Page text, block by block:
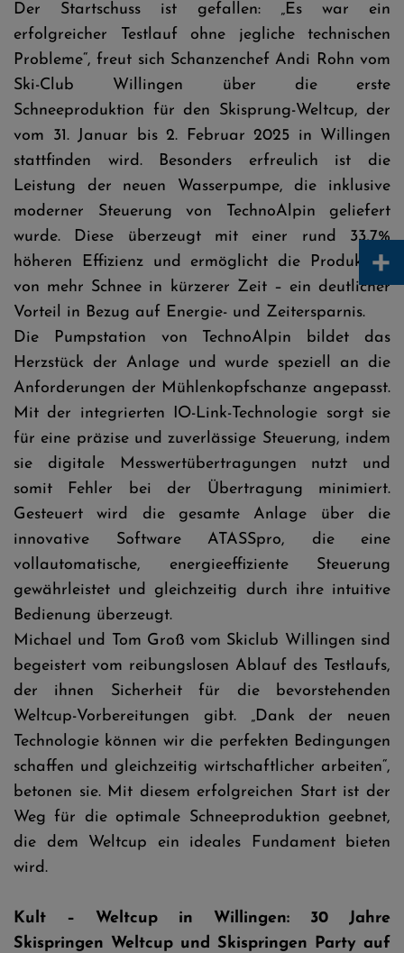
Der Startschuss ist gefallen: „Es war ein
erfolgreicher Testlauf ohne jegliche technischen
Probleme“, freut sich Schanzenchef Andi Rohn vom
Ski-Club Willingen über die erste
Schneeproduktion für den Skisprung-Weltcup, der
vom 31. Januar bis 2. Februar 2025 in Willingen
stattfinden wird. Besonders erfreulich ist die
Leistung der neuen Wasserpumpe, die inklusive
moderner Steuerung von TechnoAlpin geliefert
wurde. Diese überzeugt mit einer rund 33,7%
höheren Effizienz und ermöglicht die Produktion
von mehr Schnee in kürzerer Zeit – ein deutlicher
Vorteil in Bezug auf Energie- und Zeitersparnis.
Die Pumpstation von TechnoAlpin bildet das
Herzstück der Anlage und wurde speziell an die
Anforderungen der Mühlenkopfschanze angepasst.
Mit der integrierten IO-Link-Technologie sorgt sie
für eine präzise und zuverlässige Steuerung, indem
sie digitale Messwertübertragungen nutzt und
somit Fehler bei der Übertragung minimiert.
Gesteuert wird die gesamte Anlage über die
innovative Software ATASSpro, die eine
vollautomatische, energieeffiziente Steuerung
gewährleistet und gleichzeitig durch ihre intuitive
Bedienung überzeugt.
Michael und Tom Groß vom Skiclub Willingen sind
begeistert vom reibungslosen Ablauf des Testlaufs,
der ihnen Sicherheit für die bevorstehenden
Weltcup-Vorbereitungen gibt. „Dank der neuen
Technologie können wir die perfekten Bedingungen
schaffen und gleichzeitig wirtschaftlicher arbeiten“,
betonen sie. Mit diesem erfolgreichen Start ist der
Weg für die optimale Schneeproduktion geebnet,
die dem Weltcup ein ideales Fundament bieten
wird.
Kult – Weltcup in Willingen: 30 Jahre
Skispringen Weltcup und Skispringen Party auf
+